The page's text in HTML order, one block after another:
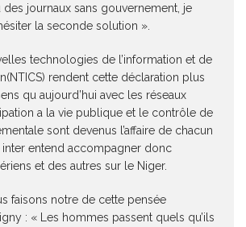
des journaux sans gouvernement, je
la seconde solution ».
technologies de l’information et de
rendent cette déclaration plus
qu aujourd’hui avec les réseaux
a la vie publique et le contrôle de
sont devenus l’affaire de chacun
entend accompagner donc
et des autres sur le Niger.
faisons notre de cette pensée
: « Les hommes passent quels qu’ils